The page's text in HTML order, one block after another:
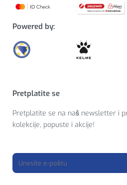
Powered by:
Pretplatite se
Pretplatite se na naš newsletter i
kolekcije, popuste i akcije!